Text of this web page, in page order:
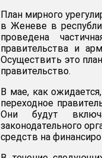
План мирного
в Женеве в
проведена
правительства и
Осуществить это
правительство.
В мае, как
переходное
Они будут
законодательного
средств на